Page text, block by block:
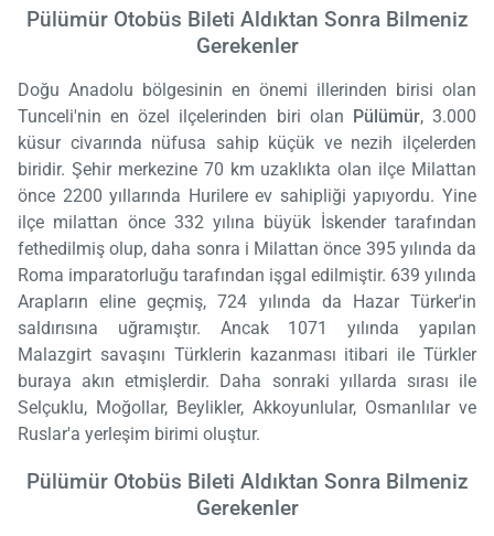
Pülümür Otobüs Bileti Aldıktan Sonra Bilmeniz
Gerekenler
Doğu Anadolu bölgesinin en önemi illerinden birisi olan
Tunceli'nin en özel ilçelerinden biri olan
Pülümür, 3.000
küsur civarında nüfusa sahip küçük ve nezih ilçelerden
biridir. Şehir merkezine 70 km uzaklıkta olan ilçe Milattan
önce 2200 yıllarında Hurilere ev sahipliği yapıyordu. Yine
ilçe milattan önce 332 yılına büyük İskender tarafından
fethedilmiş olup, daha sonra i Milattan önce 395 yılında da
Roma imparatorluğu tarafından işgal edilmiştir. 639 yılında
Arapların eline geçmiş, 724 yılında da Hazar Türker'in
saldırısına uğramıştır. Ancak 1071 yılında yapılan
Malazgirt savaşını Türklerin kazanması itibari ile Türkler
buraya akın etmişlerdir. Daha sonraki yıllarda sırası ile
Selçuklu, Moğollar, Beylikler, Akkoyunlular, Osmanlılar ve
Ruslar'a yerleşim birimi oluştur.
Pülümür Otobüs Bileti Aldıktan Sonra Bilmeniz
Gerekenler